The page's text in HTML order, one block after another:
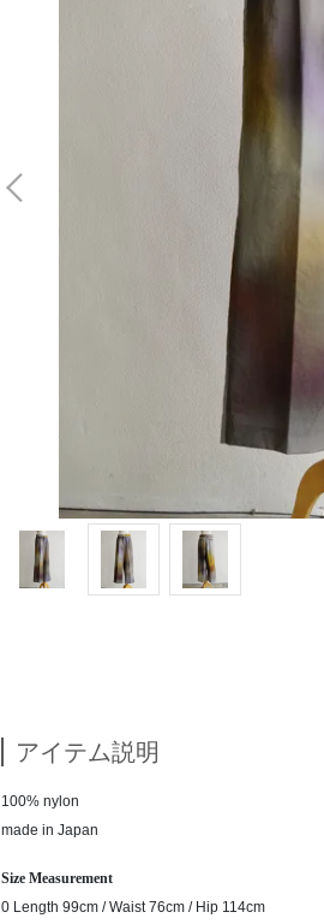
アイテム説明
100% nylon
made in Japan
Size Measurement
0 Length 99cm / Waist 76cm / Hip 114cm